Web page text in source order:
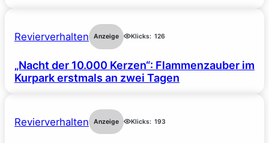
Revierverhalten Anzeige Klicks: 126
„Nacht der 10.000 Kerzen“: Flammenzauber im
Kurpark erstmals an zwei Tagen
Revierverhalten Anzeige Klicks: 193